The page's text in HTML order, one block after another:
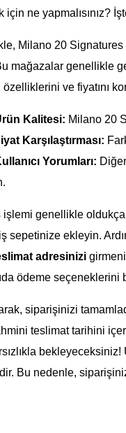
için ne yapmalısınız?
Milano 20 Signatures
mağazalar genellikle
özelliklerini ve fiyatını
Kalitesi: Milano 20
Karşılaştırması:
Yorumları:
işlemi genellikle oldukça
sepetinize ekleyin.
adresinizi
ödeme seçeneklerini
siparişinizi
teslimat tarihini
Bu nedenle,